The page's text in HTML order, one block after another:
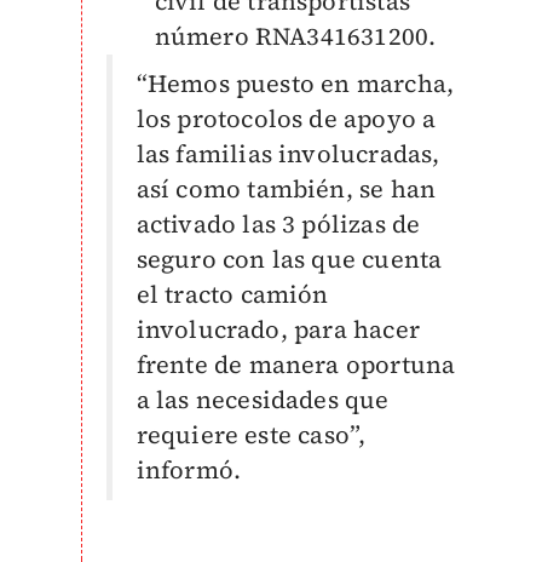
número RNA341631200.
“Hemos puesto en marcha,
los protocolos de apoyo a
las familias involucradas,
así como también, se han
activado las 3 pólizas de
seguro con las que cuenta
el tracto camión
involucrado, para hacer
frente de manera oportuna
a las necesidades que
requiere este caso”,
informó.